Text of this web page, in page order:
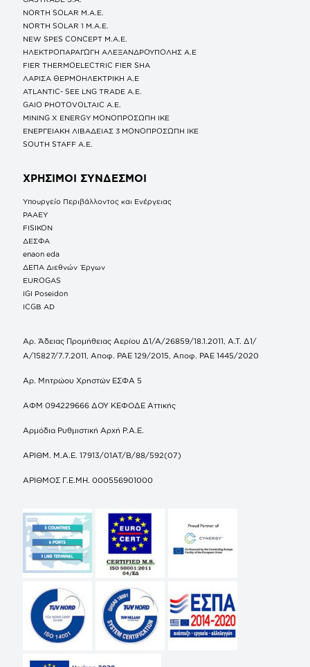
NORTH SOLAR M.Α.Ε.
NORTH SOLAR 1 M.Α.Ε.
NEW SPES CONCEPT Μ.Α.Ε.
ΗΛΕΚΤΡΟΠΑΡΑΓΩΓΗ ΑΛΕΞΑΝΔΡΟΥΠΟΛΗΣ A.E
FIER THERMOELECTRIC FIER SHA
ΛΑΡΙΣΑ ΘΕΡΜΟΗΛΕΚΤΡΙΚΗ A.E
ATLANTIC- SEE LNG TRADE A.E.
GAIO PHOTOVOLTAIC Α.Ε.
MINING X ENERGY ΜΟΝΟΠΡΟΣΩΠΗ ΙΚΕ
ΕΝΕΡΓΕΙΑΚΗ ΛΙΒΑΔΕΙΑΣ 3 ΜΟΝΟΠΡΟΣΩΠΗ ΙΚΕ
SOUTH STAFF Α.Ε.
ΧΡΗΣΙΜΟΙ ΣΥΝΔΕΣΜΟΙ
Υπουργείο Περιβάλλοντος και Ενέργειας
ΡΑΑΕΥ
FISIKON
ΔΕΣΦΑ
enaon eda
ΔΕΠΑ Διεθνών Έργων
EUROGAS
IGI Poseidon
ICGB AD
Αρ. Άδειας Προμήθειας Αερίου Δ1/Α/26859/18.1.2011, Α.Τ. Δ1/
Α/15827/7.7.2011, Αποφ. ΡΑΕ 129/2015, Αποφ. ΡΑΕ 1445/2020
Αρ. Μητρώου Χρηστών ΕΣΦΑ 5
ΑΦΜ 094229666 ΔΟΥ ΚΕΦΟΔΕ Αττικής
Αρμόδια Ρυθμιστική Αρχή Ρ.Α.Ε.
ΑΡΙΘΜ. Μ.Α.Ε. 17913/01ΑΤ/Β/88/592(07)
ΑΡΙΘΜΟΣ Γ.Ε.ΜΗ. 000556901000